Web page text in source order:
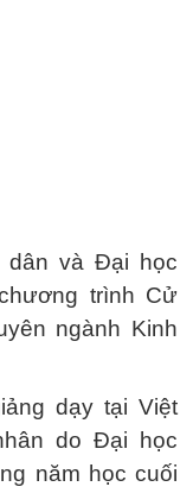
dân và Đại học
trình Cử
ngành Kinh
dạy tại Việt
do Đại học
năm học cuối